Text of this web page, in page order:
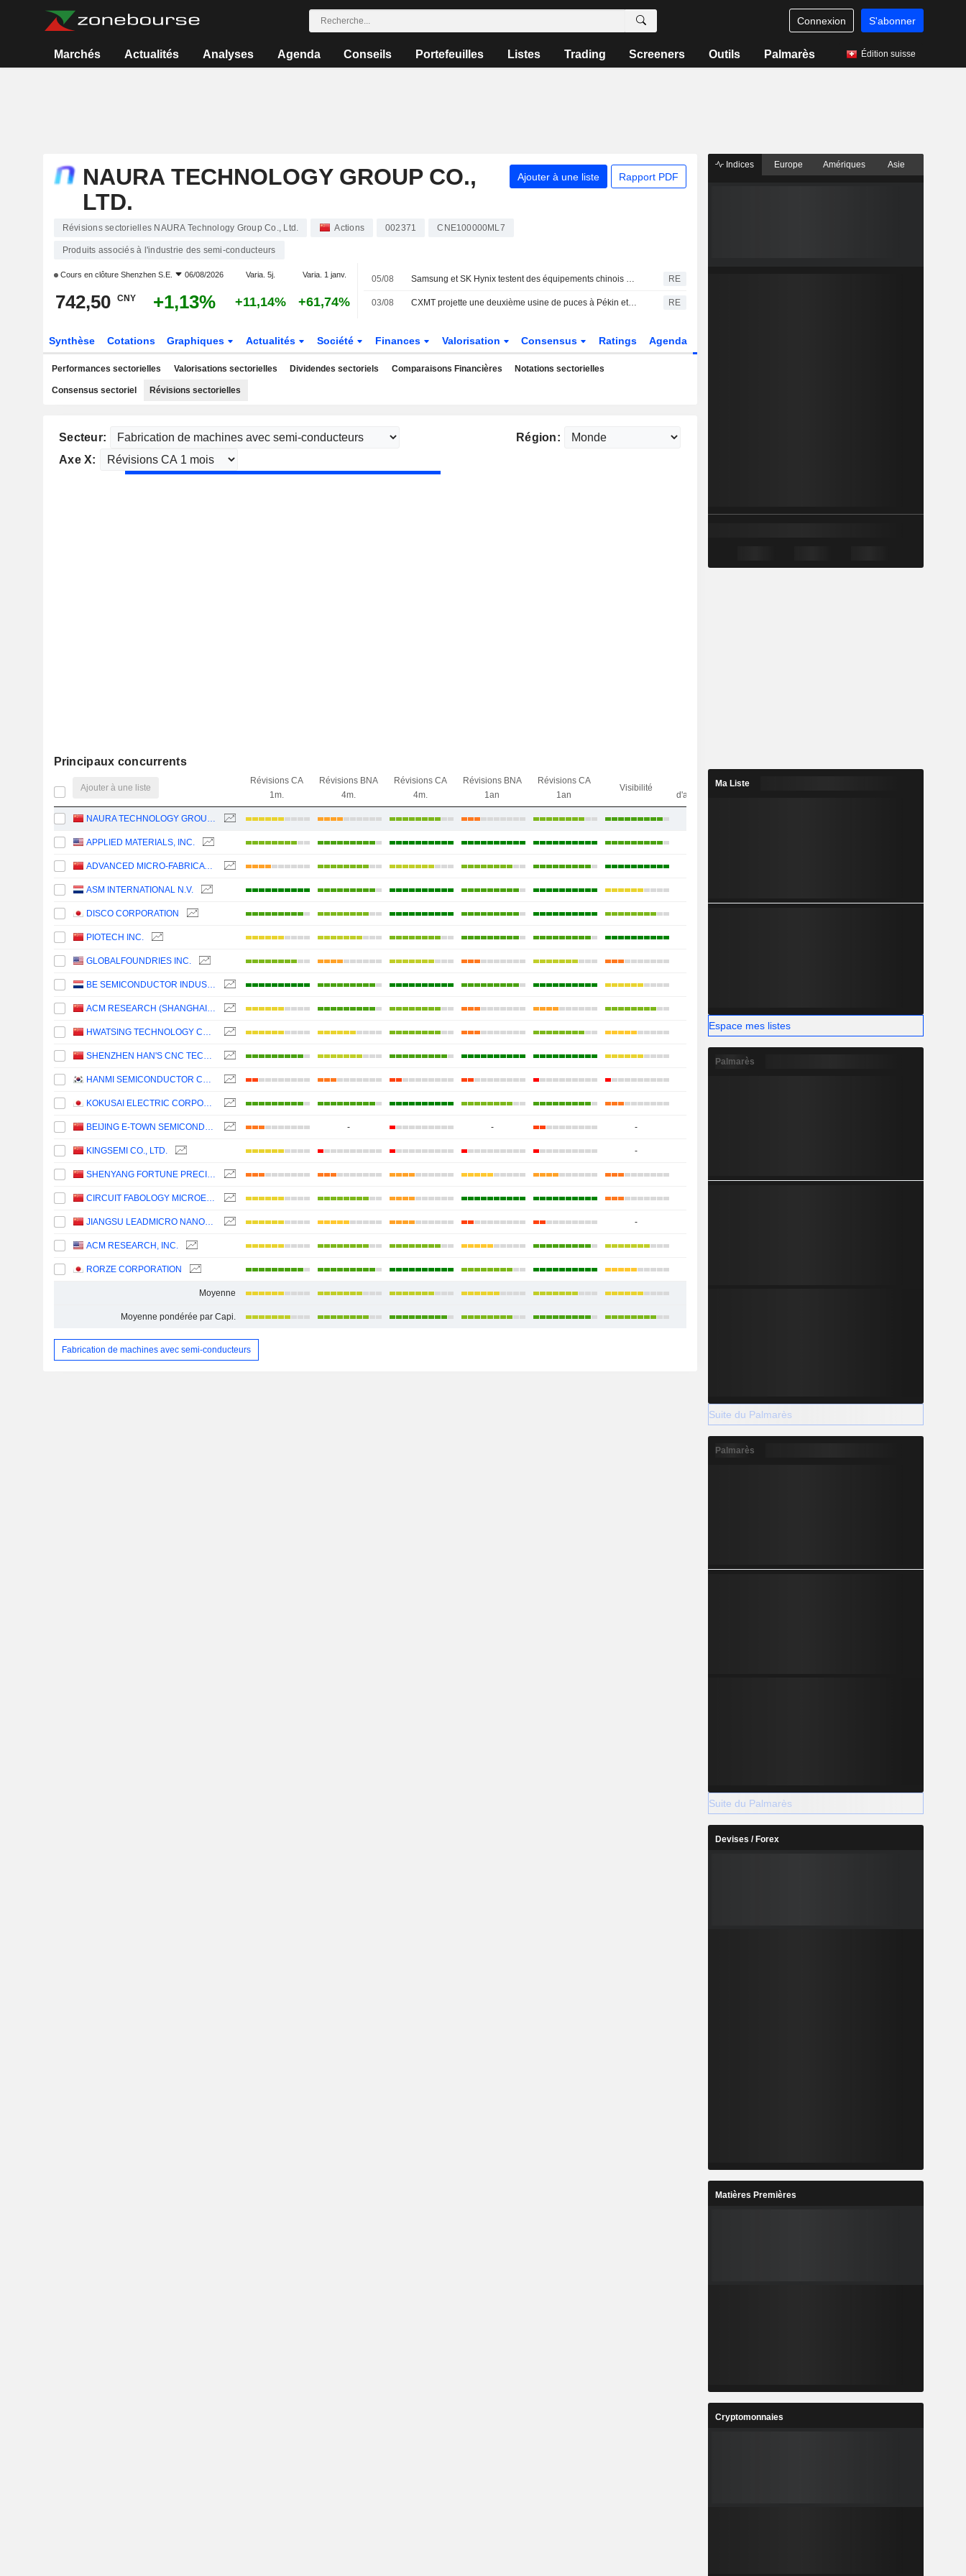
Connexion S'abonner
Marchés Actualités Analyses Agenda Conseils Portefeuilles Listes Trading Screeners Outils Palmarès Édition suisse
NAURA TECHNOLOGY GROUP CO.,
LTD.
Ajouter à une liste Rapport PDF
Révisions sectorielles NAURA Technology Group Co., Ltd. Actions 002371 CNE100000ML7
Produits associés à l'industrie des semi-conducteurs
Cours en clôture Shenzhen S.E. 06/08/2026 Varia. 5j. Varia. 1 janv.
742,50 CNY +1,13% +11,14% +61,74%
05/08 Samsung et SK Hynix testent des équipements chinois pour se prémunir des risques liés aux États-Unis RE
03/08 CXMT projette une deuxième usine de puces à Pékin et négocie son financement, selon des sources RE
Synthèse Cotations Graphiques Actualités Société Finances Valorisation Consensus Ratings Agenda
Performances sectorielles Valorisations sectorielles Dividendes sectoriels Comparaisons Financières Notations sectorielles
Consensus sectoriel Révisions sectorielles
Secteur:
Région:
Axe X:
Principaux concurrents
Ajouter à une liste
Révisions CA
1m.
Révisions BNA
4m.
Révisions CA
4m.
Révisions BNA
1an
Révisions CA
1an
Visibilité
d'analystes
NAURA TECHNOLOGY GROUP CO., LTD.
APPLIED MATERIALS, INC.
ADVANCED MICRO-FABRICATION EQUIPMENT INC. CHINA
ASM INTERNATIONAL N.V.
DISCO CORPORATION
PIOTECH INC.
GLOBALFOUNDRIES INC.
BE SEMICONDUCTOR INDUSTRIES N.V.
ACM RESEARCH (SHANGHAI), INC.
HWATSING TECHNOLOGY CO., LTD.
SHENZHEN HAN'S CNC TECHNOLOGY CO., LTD.
HANMI SEMICONDUCTOR CO., LTD.
KOKUSAI ELECTRIC CORPORATION
BEIJING E-TOWN SEMICONDUCTOR TECHNOLOGY CO., LTD. - - -
KINGSEMI CO., LTD. -
SHENYANG FORTUNE PRECISION EQUIPMENT CO., LTD.
CIRCUIT FABOLOGY MICROELECTRONICS EQUIPMENT CO., LTD.
JIANGSU LEADMICRO NANO-EQUIPMENT TECHNOLOGY LTD -
ACM RESEARCH, INC.
RORZE CORPORATION
Moyenne
Moyenne pondérée par Capi.
Fabrication de machines avec semi-conducteurs
Indices Europe Amériques Asie
Ma Liste
Espace mes listes
Palmarès
Suite du Palmarès
Palmarès
Suite du Palmarès
Devises / Forex
Matières Premières
Cryptomonnaies